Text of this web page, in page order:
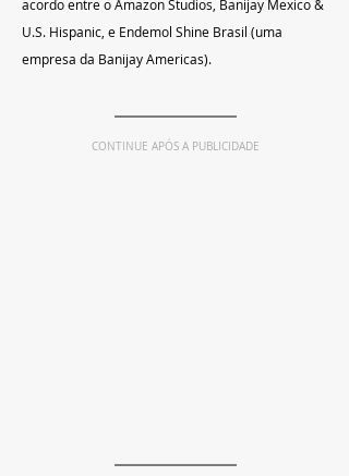
acordo entre o Amazon Studios, Banijay Mexico &
U.S. Hispanic, e Endemol Shine Brasil (uma
empresa da Banijay Americas).
CONTINUE APÓS A PUBLICIDADE